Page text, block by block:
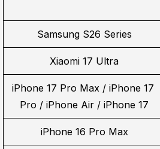
Samsung S26 Series
Xiaomi 17 Ultra
iPhone 17 Pro Max / iPhone 17
Pro / iPhone Air / iPhone 17
iPhone 16 Pro Max